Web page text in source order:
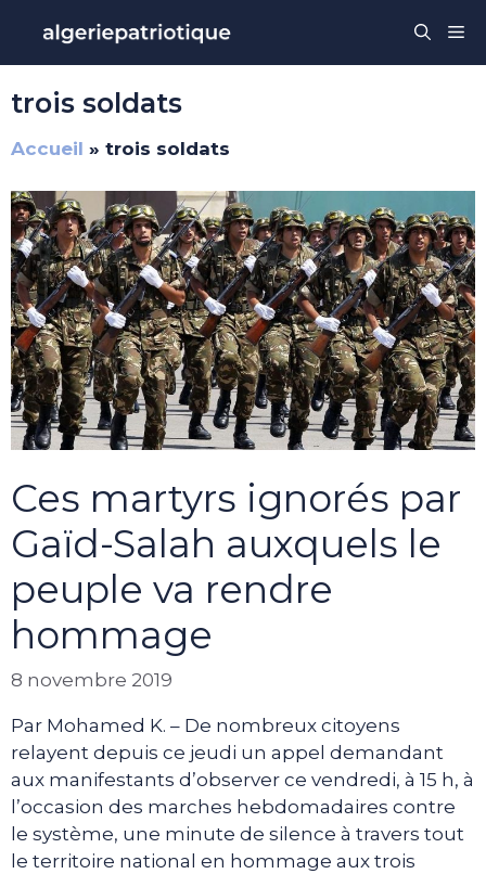
contenu
trois soldats
Accueil » trois soldats
Ces martyrs ignorés par
Gaïd-Salah auxquels le
peuple va rendre
hommage
8 novembre 2019
Par Mohamed K. – De nombreux citoyens
relayent depuis ce jeudi un appel demandant
aux manifestants d’observer ce vendredi, à 15 h, à
l’occasion des marches hebdomadaires contre
le système, une minute de silence à travers tout
le territoire national en hommage aux trois